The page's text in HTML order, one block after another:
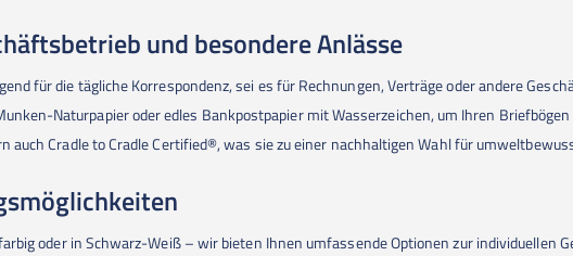
und besondere Anlässe
für die tägliche Korrespondenz, sei es für Rechnungen, Verträge oder andere
Naturpapier oder edles Bankpostpapier mit Wasserzeichen, um Ihren
auch Cradle to Cradle Certified®, was sie zu einer nachhaltigen Wahl für
oder in Schwarz-Weiß – wir bieten Ihnen umfassende Optionen zur individuellen